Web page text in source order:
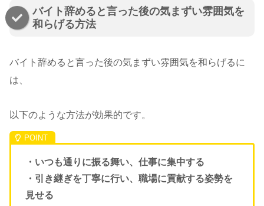
バイト辞めると言った後の気まずい雰囲気を
和らげる方法
バイト辞めると言った後の気まずい雰囲気を和らげるに
は、
以下のような方法が効果的です。
・いつも通りに振る舞い、仕事に集中する
・引き継ぎを丁寧に行い、職場に貢献する姿勢を
見せる